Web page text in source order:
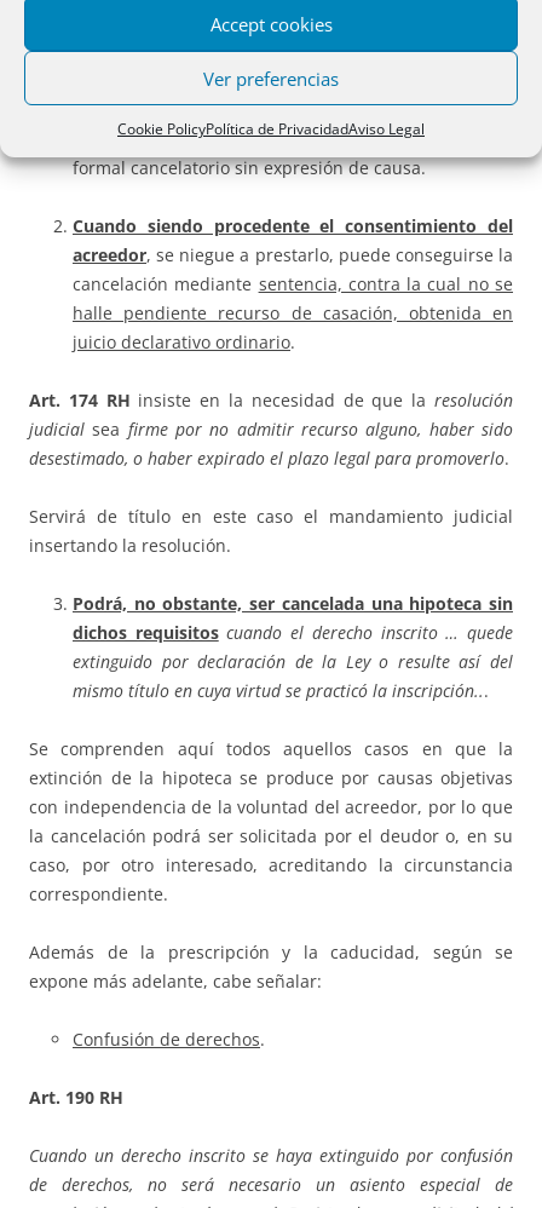
Accept cookies
Ver preferencias
Cookie PolicyPolítica de PrivacidadAviso Legal
El consentimiento ha de ser siempre causal, es decir,
que debe expresarse en la escritura la causa de la
cancelación, pues, como se ha señalado, no es
admisible en nuestro sistema el consentimiento
formal cancelatorio sin expresión de causa.
Cuando siendo procedente el consentimiento del
acreedor, se niegue a prestarlo, puede conseguirse la
cancelación mediante sentencia, contra la cual no se
halle pendiente recurso de casación, obtenida en
juicio declarativo ordinario.
Art. 174 RH insiste en la necesidad de que laresolución
judicialsea firme por no admitir recurso alguno, haber sido
desestimado, o haber expirado el plazo legal para promoverlo.
Servirá de título en este caso el mandamiento judicial
insertando la resolución.
Podrá, no obstante, ser cancelada una hipoteca sin
dichos requisitos cuando el derecho inscrito … quede
extinguido por declaración de la Ley o resulte así del
mismo título en cuya virtud se practicó la inscripción...
Se comprenden aquí todos aquellos casos en que la
extinción de la hipoteca se produce por causas objetivas
con independencia de la voluntad del acreedor, por lo que
la cancelación podrá ser solicitada por el deudor o, en su
caso, por otro interesado, acreditando la circunstancia
correspondiente.
Además de la prescripción y la caducidad, según se
expone más adelante, cabe señalar:
Confusión de derechos.
Art. 190 RH
Cuando un derecho inscrito se haya extinguido por confusión
de derechos, no será necesario un asiento especial de